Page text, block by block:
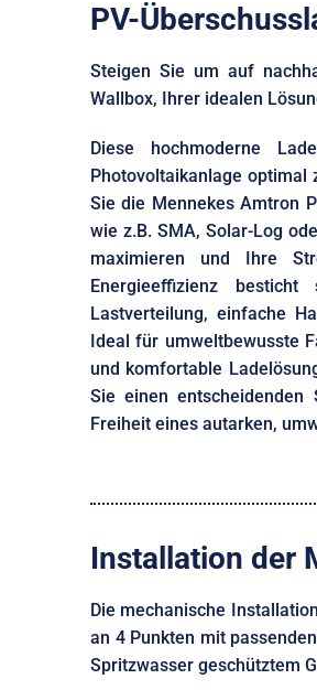
PV-
Steigen Sie um auf
Wallbox, Ihrer idealen
Diese hochmoderne
Photovoltaikanlage
Sie die Mennekes Amtron
wie z.B. SMA, Solar-Log
maximieren und Ihre
Energieeffizienz
Lastverteilung, einfache
Ideal für umweltbewusste
und komfortable
Sie einen
Freiheit eines autarken,
Installation der
Die mechanische
an 4 Punkten mit
Spritzwasser geschütztem